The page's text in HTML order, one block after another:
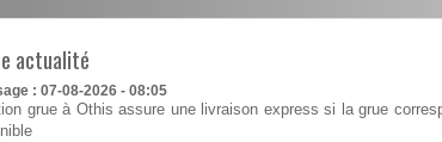
actualité
: 07-08-2026 - 08:05
grue à Othis assure une livraison express si la grue